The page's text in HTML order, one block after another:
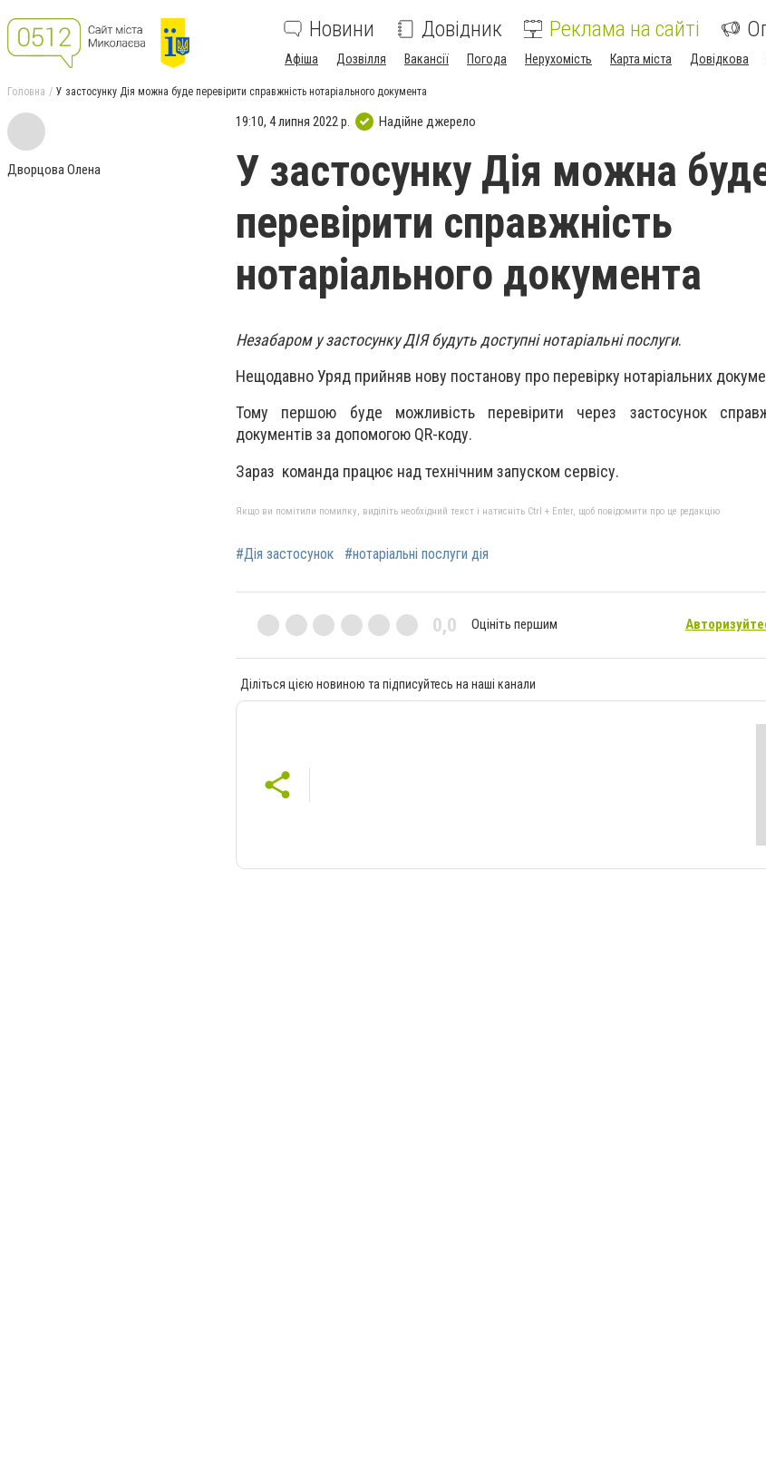
Новини Довідник Реклама на сайті
Афіша Дозвілля Вакансії Погода Нерухомість Карта міста Довідкова
Головна У застосунку Дія можна буде перевірити справжність нотаріального документа
Дворцова Олена
19:10, 4 липня 2022 р. Надійне джерело
У застосунку Дія можна
перевірити справжність
нотаріального документа
Незабаром у застосунку ДІЯ будуть доступні нотаріальні послуги.
Нещодавно Уряд прийняв нову постанову про перевірку нотаріальних
Тому першою буде можливість перевірити через застосунок
документів за допомогою QR-коду.
Зараз команда працює над технічним запуском сервісу.
Якщо ви помітили помилку, виділіть необхідний текст і натисніть Ctrl + Enter, щоб повідомити про це редакцію
#Дія застосунок #нотаріальні послуги дія
0,0 Оцініть першим
Діліться цією новиною та підписуйтесь на наші канали